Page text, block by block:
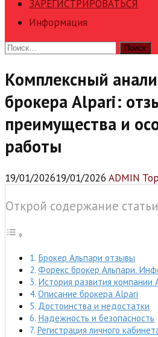
ЗАРЕГИСТРИРОВАТЬСЯ
Информация
Найти:
Комплексный
брокера Alpari:
преимущества и
работы
19/01/202619/01/2026 ADMIN
Открой содержание статьи
Брокер Альпари отзывы
Форекс брокер Альпари.
История развития компании
Описание брокера Alpari
Достоинства и недостатки
Надежность и безопасность
Регистрация личного